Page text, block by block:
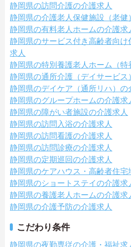
静岡県の訪問介護の介護求人
静岡県の介護老人保健施設（老健
静岡県の有料老人ホームの介護求
静岡県のサービス付き高齢者向
求人
静岡県の特別養護老人ホーム（特
静岡県の通所介護（デイサービス
静岡県のデイケア（通所リハ）の
静岡県のグループホームの介護求
静岡県の障がい者施設の介護求人
静岡県の訪問入浴の介護求人
静岡県の訪問看護の介護求人
静岡県の訪問診療の介護求人
静岡県の定期巡回の介護求人
静岡県のケアハウス・高齢者住宅
静岡県のショートステイの介護求
静岡県の養護老人ホームの介護求
静岡県の介護予防の介護求人
こだわり条件
静岡県の夜勤専従の介護・福祉求